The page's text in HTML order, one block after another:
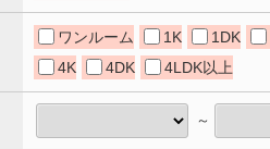
ワンルーム 1K 1DK
4K
4DK 4LDK以上
～